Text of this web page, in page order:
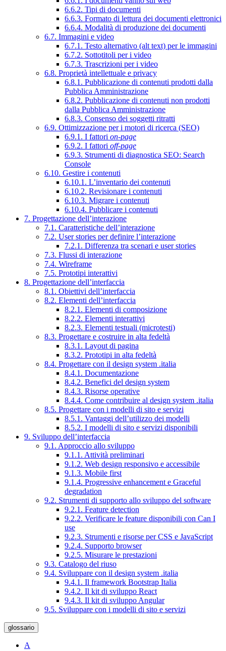
6.6.2. Tipi di documenti
6.6.3. Formato di lettura dei documenti elettronici
6.6.4. Modalità di produzione dei documenti
6.7. Immagini e video
6.7.1. Testo alternativo (alt text) per le immagini
6.7.2. Sottotitoli per i video
6.7.3. Trascrizioni per i video
6.8. Proprietà intellettuale e privacy
6.8.1. Pubblicazione di contenuti prodotti dalla
Pubblica Amministrazione
6.8.2. Pubblicazione di contenuti non prodotti
dalla Pubblica Amministrazione
6.8.3. Consenso dei soggetti ritratti
6.9. Ottimizzazione per i motori di ricerca (SEO)
6.9.1. I fattori on-page
6.9.2. I fattori off-page
6.9.3. Strumenti di diagnostica SEO: Search
Console
6.10. Gestire i contenuti
6.10.1. L’inventario dei contenuti
6.10.2. Revisionare i contenuti
6.10.3. Migrare i contenuti
6.10.4. Pubblicare i contenuti
7. Progettazione dell’interazione
7.1. Caratteristiche dell’interazione
7.2. User stories per definire l’interazione
7.2.1. Differenza tra scenari e user stories
7.3. Flussi di interazione
7.4. Wireframe
7.5. Prototipi interattivi
8. Progettazione dell’interfaccia
8.1. Obiettivi dell’interfaccia
8.2. Elementi dell’interfaccia
8.2.1. Elementi di composizione
8.2.2. Elementi interattivi
8.2.3. Elementi testuali (microtesti)
8.3. Progettare e costruire in alta fedeltà
8.3.1. Layout di pagina
8.3.2. Prototipi in alta fedeltà
8.4. Progettare con il design system .italia
8.4.1. Documentazione
8.4.2. Benefici del design system
8.4.3. Risorse operative
8.4.4. Come contribuire al design system .italia
8.5. Progettare con i modelli di sito e servizi
8.5.1. Vantaggi dell’utilizzo dei modelli
8.5.2. I modelli di sito e servizi disponibili
9. Sviluppo dell’interfaccia
9.1. Approccio allo sviluppo
9.1.1. Attività preliminari
9.1.2. Web design responsivo e accessibile
9.1.3. Mobile first
9.1.4. Progressive enhancement e Graceful
degradation
9.2. Strumenti di supporto allo sviluppo del software
9.2.1. Feature detection
9.2.2. Verificare le feature disponibili con Can I
use
9.2.3. Strumenti e risorse per CSS e JavaScript
9.2.4. Supporto browser
9.2.5. Misurare le prestazioni
9.3. Catalogo del riuso
9.4. Sviluppare con il design system .italia
9.4.1. Il framework Bootstrap Italia
9.4.2. Il kit di sviluppo React
9.4.3. Il kit di sviluppo Angular
9.5. Sviluppare con i modelli di sito e servizi
glossario
A